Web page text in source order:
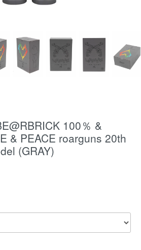
100％ &
& PEACE roarguns 20th
(GRAY)